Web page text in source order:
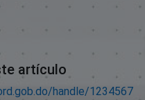
artículo
handle/1234567